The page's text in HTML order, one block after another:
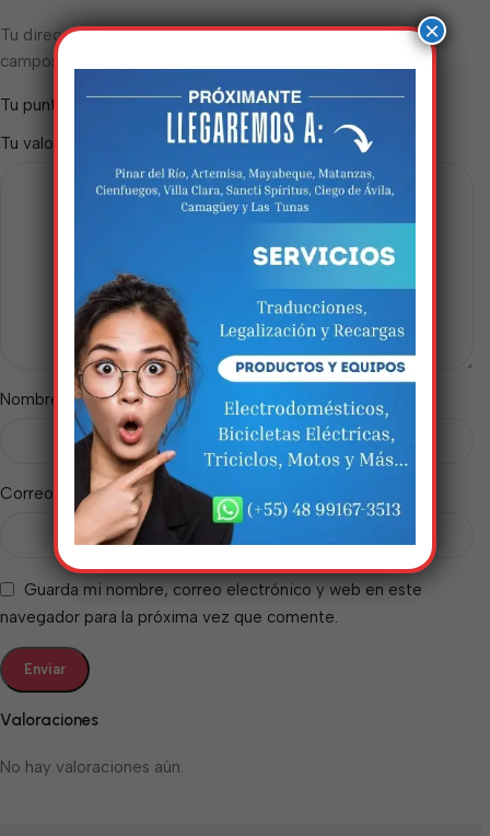
Valoraciones
No hay valoraciones aún.
Tu dirección de correo electrónico no será publicada. Los
campos obligatorios están marcados con
Tu puntuación
Tu valoración
Nombre *
Correo electrónico*
Guarda mi nombre, correo electrónico y web en este
navegador para la próxima vez que comente.
×
Estamos trabalhando
nisso!
Em breve, esta página estará
disponível com novidades
incríveis. Agradecemos pela
paciência e compreensão.